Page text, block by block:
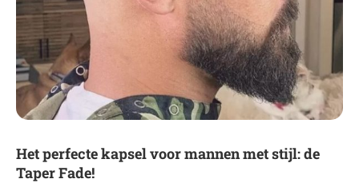
Het perfecte kapsel voor mannen met stijl: de
Taper Fade!